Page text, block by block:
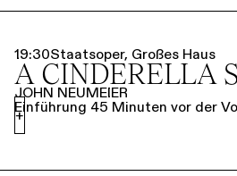
19:30Staatsoper, Großes Haus
A CINDERELLA
JOHN NEUMEIER
Einführung 45 Minuten vor der
+